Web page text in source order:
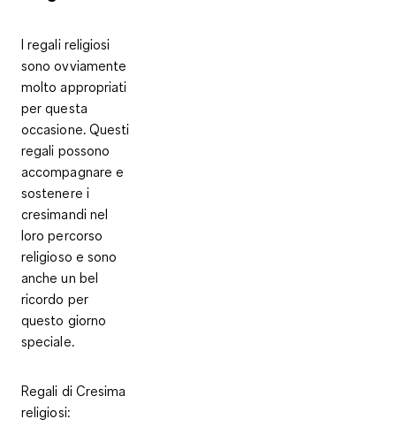
I regali religiosi
sono ovviamente
molto appropriati
per questa
occasione. Questi
regali possono
accompagnare e
sostenere i
cresimandi nel
loro percorso
religioso e sono
anche un bel
ricordo per
questo giorno
speciale.
Regali di Cresima
religiosi: